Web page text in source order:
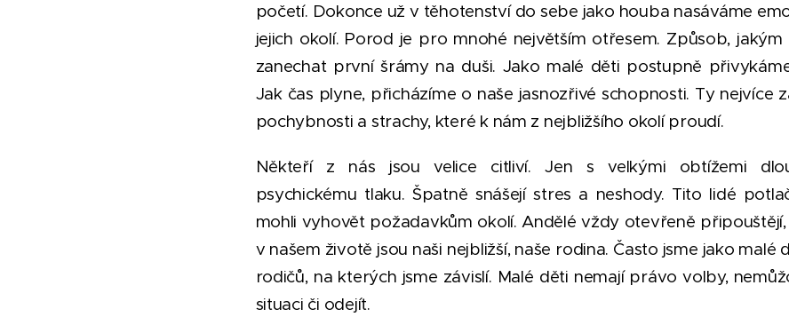
početí. Dokonce už v těhotenství do sebe jako houba nasáváme
jejich okolí. Porod je pro mnohé největším otřesem. Způsob, jakým
zanechat první šrámy na duši. Jako malé děti postupně
Jak čas plyne, přicházíme o naše jasnozřivé schopnosti. Ty nejvíce
pochybnosti a strachy, které k nám z nejbližšího okolí proudí.
Někteří z nás jsou velice citliví. Jen s velkými obtížemi
psychickému tlaku. Špatně snášejí stres a neshody. Tito lidé
mohli vyhovět požadavkům okolí. Andělé vždy otevřeně připouštějí,
v našem životě jsou naši nejbližší, naše rodina. Často jsme jako malé
rodičů, na kterých jsme závislí. Malé děti nemají právo volby,
situaci či odejít.